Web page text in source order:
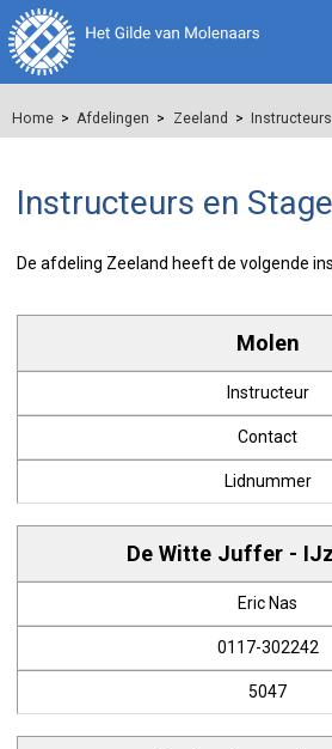
Home Afdelingen Zeeland
Instructeurs en
De afdeling Zeeland heeft de volgende
Molen
Instructeur
Contact
Lidnummer
De Witte Juffer -
Eric Nas
0117-302242
5047